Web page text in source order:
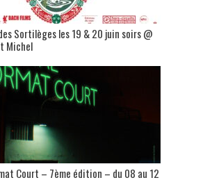
Sortilèges les 19 & 20 juin soirs @
Michel
Court – 7ème édition – du 08 au 12